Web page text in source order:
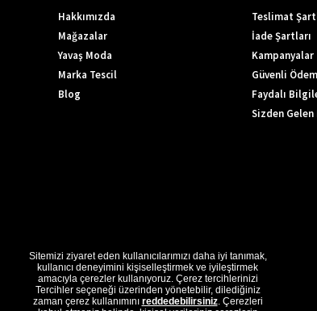
Hakkımızda
Mağazalar
Yavaş Moda
Marka Tescil
Blog
Teslimat
İade Şartları
Kampanyalar
Güvenli
Faydalı
Sizden
Sitemizi ziyaret eden kullanıcılarımızı daha iyi tanımak,
kullanıcı deneyimini kişiselleştirmek ve iyileştirmek
amacıyla çerezler kullanıyoruz. Çerez tercihlerinizi
Tercihler seçeneği üzerinden yönetebilir, dilediğiniz
zaman çerez kullanımını reddedebilirsiniz. Çerezleri